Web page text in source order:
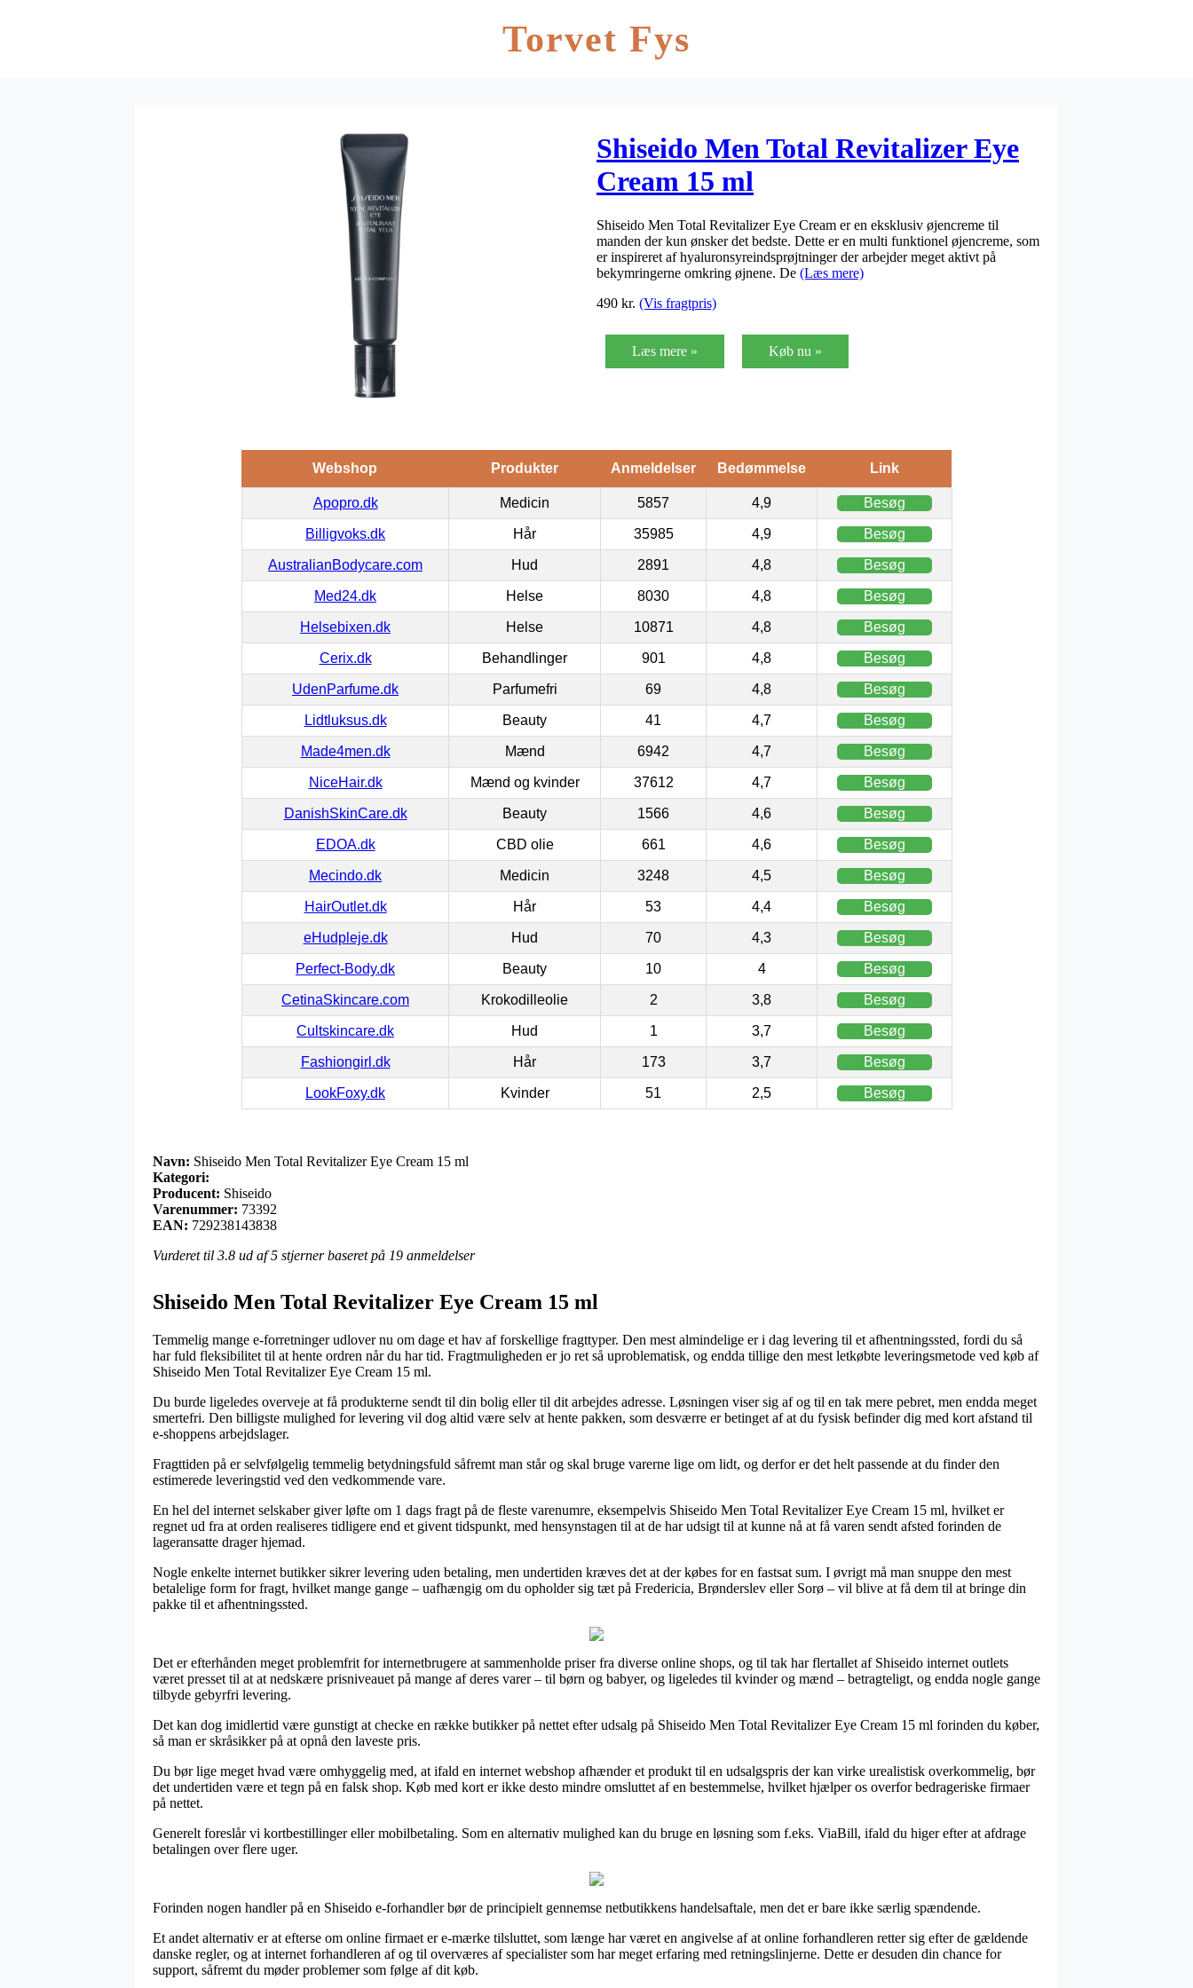
Torvet Fys
Shiseido Men Total Revitalizer Eye
Cream 15 ml
Shiseido Men Total Revitalizer Eye Cream er en eksklusiv øjencreme til
manden der kun ønsker det bedste. Dette er en multi funktionel øjencreme, som
er inspireret af hyaluronsyreindsprøjtninger der arbejder meget aktivt på
bekymringerne omkring øjnene. De (Læs mere)
490 kr. (Vis fragtpris)
Læs mere » Køb nu »
Webshop Produkter Anmeldelser Bedømmelse Link
Apopro.dk Medicin 5857 4,9 Besøg
Billigvoks.dk Hår 35985 4,9 Besøg
AustralianBodycare.com Hud 2891 4,8 Besøg
Med24.dk Helse 8030 4,8 Besøg
Helsebixen.dk Helse 10871 4,8 Besøg
Cerix.dk Behandlinger 901 4,8 Besøg
UdenParfume.dk Parfumefri 69 4,8 Besøg
Lidtluksus.dk Beauty 41 4,7 Besøg
Made4men.dk Mænd 6942 4,7 Besøg
NiceHair.dk Mænd og kvinder 37612 4,7 Besøg
DanishSkinCare.dk Beauty 1566 4,6 Besøg
EDOA.dk CBD olie 661 4,6 Besøg
Mecindo.dk Medicin 3248 4,5 Besøg
HairOutlet.dk Hår 53 4,4 Besøg
eHudpleje.dk Hud 70 4,3 Besøg
Perfect-Body.dk Beauty 10 4 Besøg
CetinaSkincare.com Krokodilleolie 2 3,8 Besøg
Cultskincare.dk Hud 1 3,7 Besøg
Fashiongirl.dk Hår 173 3,7 Besøg
LookFoxy.dk Kvinder 51 2,5 Besøg
Navn: Shiseido Men Total Revitalizer Eye Cream 15 ml
Kategori:
Producent: Shiseido
Varenummer: 73392
EAN: 729238143838
Vurderet til 3.8 ud af 5 stjerner baseret på 19 anmeldelser
Shiseido Men Total Revitalizer Eye Cream 15 ml
Temmelig mange e-forretninger udlover nu om dage et hav af forskellige fragttyper. Den mest almindelige er i dag levering til et afhentningssted, fordi du så
har fuld fleksibilitet til at hente ordren når du har tid. Fragtmuligheden er jo ret så uproblematisk, og endda tillige den mest letkøbte leveringsmetode ved køb af
Shiseido Men Total Revitalizer Eye Cream 15 ml.
Du burde ligeledes overveje at få produkterne sendt til din bolig eller til dit arbejdes adresse. Løsningen viser sig af og til en tak mere pebret, men endda meget
smertefri. Den billigste mulighed for levering vil dog altid være selv at hente pakken, som desværre er betinget af at du fysisk befinder dig med kort afstand til
e-shoppens arbejdslager.
Fragttiden på er selvfølgelig temmelig betydningsfuld såfremt man står og skal bruge varerne lige om lidt, og derfor er det helt passende at du finder den
estimerede leveringstid ved den vedkommende vare.
En hel del internet selskaber giver løfte om 1 dags fragt på de fleste varenumre, eksempelvis Shiseido Men Total Revitalizer Eye Cream 15 ml, hvilket er
regnet ud fra at orden realiseres tidligere end et givent tidspunkt, med hensynstagen til at de har udsigt til at kunne nå at få varen sendt afsted forinden de
lageransatte drager hjemad.
Nogle enkelte internet butikker sikrer levering uden betaling, men undertiden kræves det at der købes for en fastsat sum. I øvrigt må man snuppe den mest
betalelige form for fragt, hvilket mange gange – uafhængig om du opholder sig tæt på Fredericia, Brønderslev eller Sorø – vil blive at få dem til at bringe din
pakke til et afhentningssted.
Det er efterhånden meget problemfrit for internetbrugere at sammenholde priser fra diverse online shops, og til tak har flertallet af Shiseido internet outlets
været presset til at at nedskære prisniveauet på mange af deres varer – til børn og babyer, og ligeledes til kvinder og mænd – betragteligt, og endda nogle gange
tilbyde gebyrfri levering.
Det kan dog imidlertid være gunstigt at checke en række butikker på nettet efter udsalg på Shiseido Men Total Revitalizer Eye Cream 15 ml forinden du køber,
så man er skråsikker på at opnå den laveste pris.
Du bør lige meget hvad være omhyggelig med, at ifald en internet webshop afhænder et produkt til en udsalgspris der kan virke urealistisk overkommelig, bør
det undertiden være et tegn på en falsk shop. Køb med kort er ikke desto mindre omsluttet af en bestemmelse, hvilket hjælper os overfor bedrageriske firmaer
på nettet.
Generelt foreslår vi kortbestillinger eller mobilbetaling. Som en alternativ mulighed kan du bruge en løsning som f.eks. ViaBill, ifald du higer efter at afdrage
betalingen over flere uger.
Forinden nogen handler på en Shiseido e-forhandler bør de principielt gennemse netbutikkens handelsaftale, men det er bare ikke særlig spændende.
Et andet alternativ er at efterse om online firmaet er e-mærke tilsluttet, som længe har været en angivelse af at online forhandleren retter sig efter de gældende
danske regler, og at internet forhandleren af og til overværes af specialister som har meget erfaring med retningslinjerne. Dette er desuden din chance for
support, såfremt du møder problemer som følge af dit køb.